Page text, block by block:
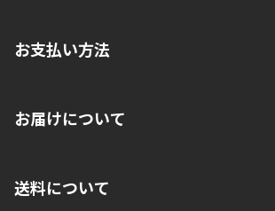
お支払い方法
いいただくことはできません。ご了承ください
■代金引換(代引)※手数料がかかります
お届けについて
ご注文が確認出来次第、1～4営業日に発送いた
送料について